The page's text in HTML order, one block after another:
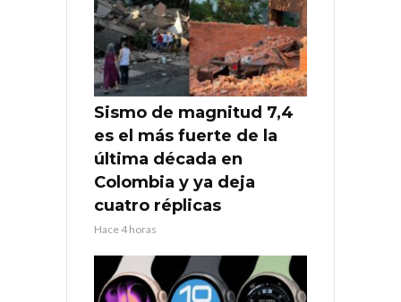
Sismo de magnitud 7,4
es el más fuerte de la
última década en
Colombia y ya deja
cuatro réplicas
Hace 4 horas